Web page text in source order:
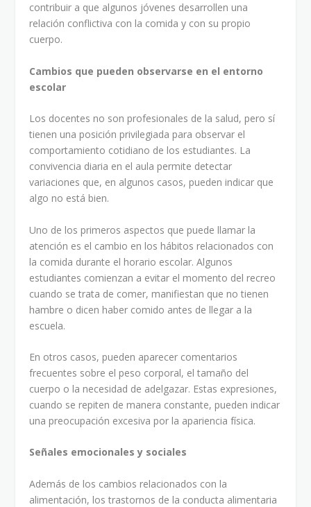
contribuir a que algunos jóvenes desarrollen una
relación conflictiva con la comida y con su propio
cuerpo.
Cambios que pueden observarse en el entorno
escolar
Los docentes no son profesionales de la salud, pero sí
tienen una posición privilegiada para observar el
comportamiento cotidiano de los estudiantes. La
convivencia diaria en el aula permite detectar
variaciones que, en algunos casos, pueden indicar que
algo no está bien.
Uno de los primeros aspectos que puede llamar la
atención es el cambio en los hábitos relacionados con
la comida durante el horario escolar. Algunos
estudiantes comienzan a evitar el momento del recreo
cuando se trata de comer, manifiestan que no tienen
hambre o dicen haber comido antes de llegar a la
escuela.
En otros casos, pueden aparecer comentarios
frecuentes sobre el peso corporal, el tamaño del
cuerpo o la necesidad de adelgazar. Estas expresiones,
cuando se repiten de manera constante, pueden indicar
una preocupación excesiva por la apariencia física.
Señales emocionales y sociales
Además de los cambios relacionados con la
alimentación, los trastornos de la conducta alimentaria